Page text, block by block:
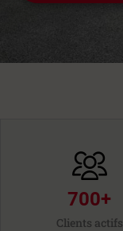
Clients actifs
700+